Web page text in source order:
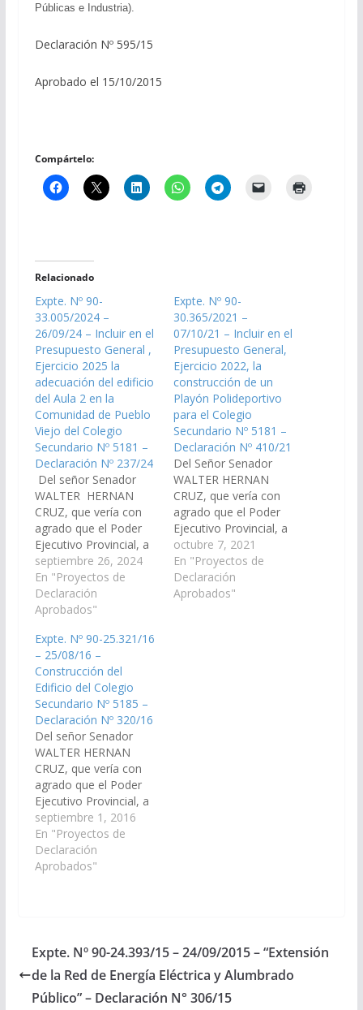
Públicas e Industria).
Declaración Nº 595/15
Aprobado el 15/10/2015
Compártelo:
Relacionado
Expte. Nº 90-
33.005/2024 –
26/09/24 – Incluir en el
Presupuesto General ,
Ejercicio 2025 la
adecuación del edificio
del Aula 2 en la
Comunidad de Pueblo
Viejo del Colegio
Secundario Nº 5181 –
Declaración Nº 237/24
Del señor Senador
WALTER HERNAN
CRUZ, que vería con
agrado que el Poder
Ejecutivo Provincial, a
través de los
Ministerios de
Infraestructura, de
Educación, Cultura,
demás Organismos
que correspondan,
arbitren los medios
necesarios a fin de que
se incorpore en el Plan
de Obras Publicas
Presupuesto General…
septiembre 26, 2024
En "Proyectos de
Declaración
Aprobados"
Expte. Nº 90-
30.365/2021 –
07/10/21 – Incluir en el
Presupuesto General,
Ejercicio 2022, la
construcción de un
Playón Polideportivo
para el Colegio
Secundario Nº 5181 –
Declaración Nº 410/21
Del Señor Senador
WALTER HERNAN
CRUZ, que vería con
agrado que el Poder
Ejecutivo Provincial, a
través del Ministerio de
Educación, Cultura,
Ciencia y Tecnología y
demás Organismos
octubre 7, 2021
En "Proyectos de
Declaración
Aprobados"
Expte. Nº 90-25.321/16
– 25/08/16 –
Construcción del
Edificio del Colegio
Secundario Nº 5185 –
Declaración Nº 320/16
Del señor Senador
WALTER HERNAN
CRUZ, que vería con
agrado que el Poder
Ejecutivo Provincial, a
traves de los
Organismos que
correspondan, arbitren
los medios necesarios
de la Provincia,
Ejercicio 2016, de
construcción del
edificio…
septiembre 1, 2016
En "Proyectos de
Declaración
Aprobados"
Expte. Nº 90-24.393/15 – 24/09/2015 – “Extensión
de la Red de Energía Eléctrica y Alumbrado
Público” – Declaración N° 306/15